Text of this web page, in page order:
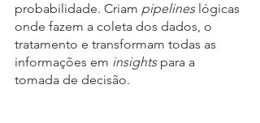
probabilidade. Criam pipelines lógicas
onde fazem a coleta dos dados, o
tratamento e transformam todas as
informações em insights para a
tomada de decisão.